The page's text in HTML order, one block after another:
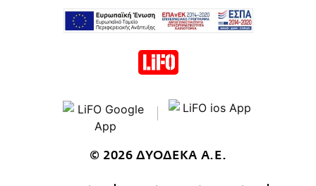
© 2026 ΔΥΟΔΕΚΑ Α.Ε.